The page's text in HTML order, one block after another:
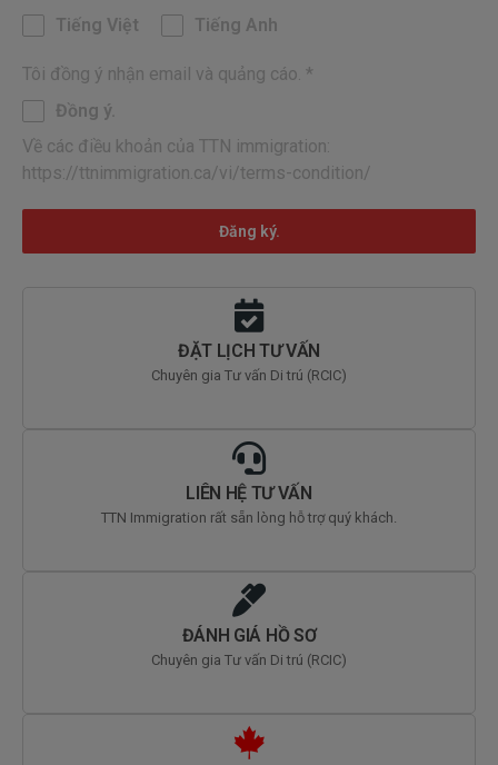
Tiếng Việt
Tiếng Anh
Tôi đồng ý nhận email và quảng cáo. *
Đồng ý.
Về các điều khoản của TTN immigration:
https://ttnimmigration.ca/vi/terms-condition/
Đăng ký.
ĐẶT LỊCH TƯ VẤN
Chuyên gia Tư vấn Di trú (RCIC)
LIÊN HỆ TƯ VẤN
TTN Immigration rất sẵn lòng hỗ trợ quý khách.
ĐÁNH GIÁ HỒ SƠ
Chuyên gia Tư vấn Di trú (RCIC)